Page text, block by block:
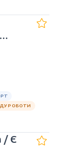
РОБОТИ
/ Є